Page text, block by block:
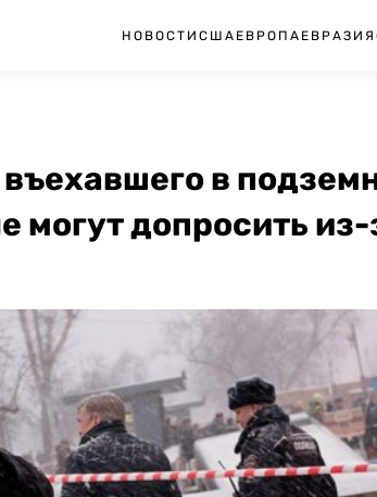
НОВОСТИ США ЕВРОПА ЕВРАЗИЯ
в
могут допросить из-